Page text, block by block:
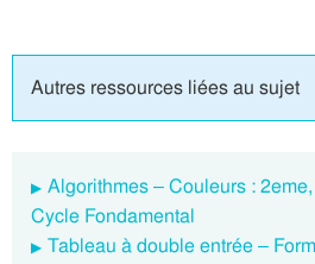
Autres ressources liées au sujet
Algorithmes – Couleurs :
Cycle Fondamental
Tableau à double entrée –